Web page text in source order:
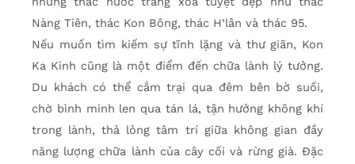
Nàng Tiên, thác Kon Bông, thác H’lân và thác 95.
Nếu muốn tìm kiếm sự tĩnh lặng và thư giãn, Kon
Ka Kinh cũng là một điểm đến chữa lành lý tưởng.
Du khách có thể cắm trại qua đêm bên bờ suối,
chờ bình minh len qua tán lá, tận hưởng không khí
trong lành, thả lỏng tâm trí giữa không gian đầy
năng lượng chữa lành của cây cối và rừng già. Đặc